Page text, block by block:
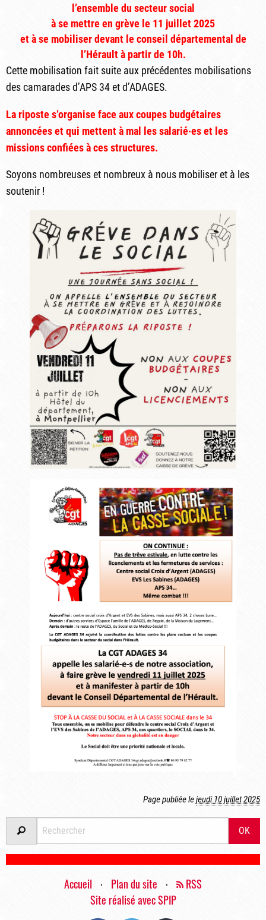
l’ensemble du secteur social
à se mettre en grève le 11 juillet 2025
et à se mobiliser devant le conseil départemental de
l’Hérault à partir de 10h.
Cette mobilisation fait suite aux précédentes mobilisations
des camarades d’APS 34 et d’ADAGES.
La riposte s’organise face aux coupes budgétaires
annoncées et qui mettent à mal les salarié·es et les
missions confiées à ces structures.
Soyons nombreuses et nombreux à nous mobiliser et à les
soutenir !
Page publiée lejeudi 10 juillet 2025
OK
Accueil ⋅ Plan du site ⋅
RSS
Site réalisé avec SPIP